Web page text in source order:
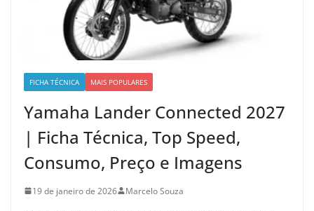
FICHA TÉCNICA MAIS POPULARES
Yamaha Lander Connected 2027
| Ficha Técnica, Top Speed,
Consumo, Preço e Imagens
19 de janeiro de 2026 Marcelo Souza